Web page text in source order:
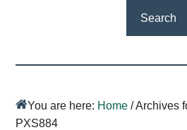
You are here: Home /Archives
PXS884